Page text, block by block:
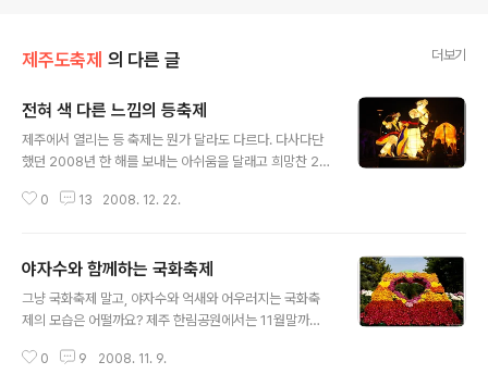
제주도축제 의 다른 글 더보기
전혀 색 다른 느낌의 등축제
제주에서 열리는 등 축제는 뭔가 달라도 다르다. 다사다단
했던 2008년 한 해를 보내는 아쉬움을 달래고 희망찬 20
에서 열리고 있는데요, 제주의 이국적인 특색이 묻어나는
에는 한 해를 보내는 시민들의 아쉬움 마음이 그대로 담겨
져 있고, 가족의 안녕과 희망찬 새해를 맞기 바라는 바램들
이 정성스럽게 적혀 있습니다. 전통 한지를 이용하여 만든
등들이 유유히 흐르는 산지천의 야경불빛과 어우러져 환상
0 13 2008. 12. 22.
야자수와 함께하는 국화축제
그냥 국화축제 말고, 야자수와 억새와 어우러지는 국화축
제의 모습은 어떨까요? 제주 한림공원에서는 11월말까지
꽃이 만발한 국화의 거리에서 가을의 정취에 흠뻑 빠져 보
0 9 2008. 11. 9.